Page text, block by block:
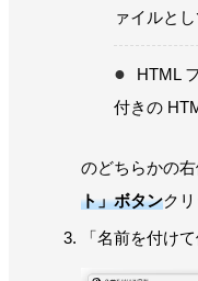
ァイルと
HTML
付きの
のどちらかの
ト」ボタンク
「名前を付け